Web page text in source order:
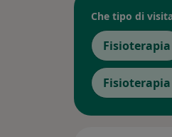
Che tipo di
Fisioterapia